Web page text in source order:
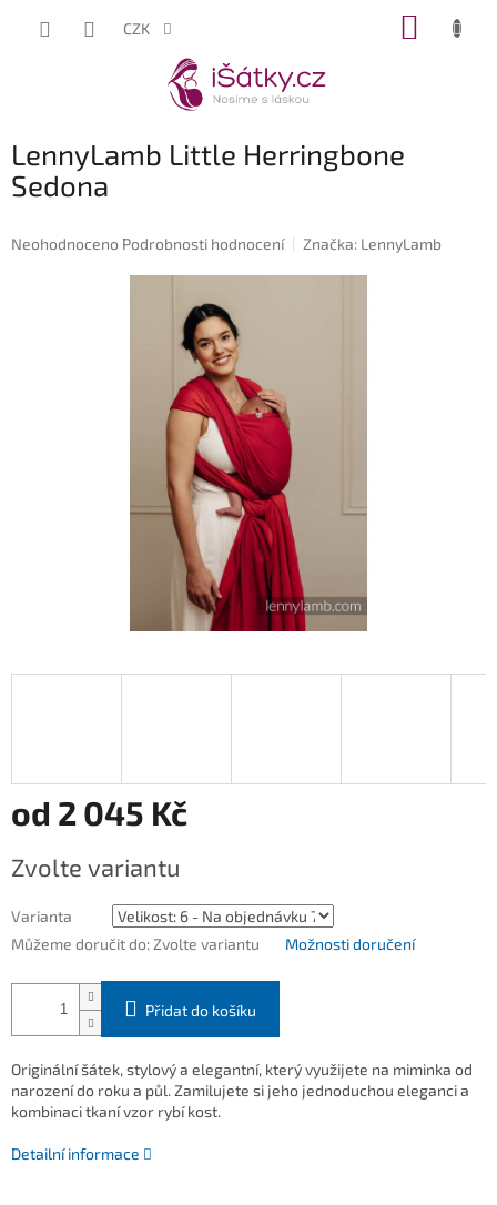
CZK
LennyLamb Little Herringbone
Sedona
Průměrné
Neohodnoceno Podrobnosti hodnocení Značka: LennyLamb
od 2 045 Kč
cena:
Zvolte variantu
Varianta
Můžeme doručit do: Zvolte variantu Možnosti doručení
Přidat do košíku
Originální šátek, stylový a elegantní, který využijete na miminka od
narození do roku a půl. Zamilujete si jeho jednoduchou eleganci a
kombinaci tkaní vzor rybí kost.
Detailní informace